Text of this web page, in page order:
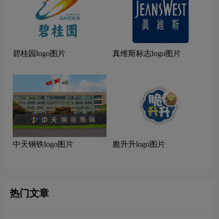
碧桂园logo图片 真维斯标志logo图片
中天钢铁logo图片 脆升升logo图片
热门文章